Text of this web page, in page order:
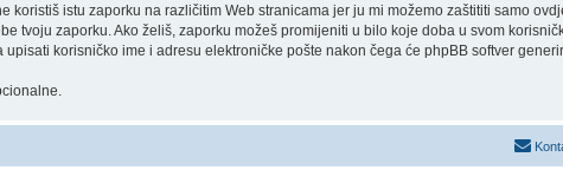
istu zaporku na različitim Web stranicama jer ju mi možemo zaštititi samo
tvoju zaporku. Ako želiš, zaporku možeš promijeniti u bilo koje doba u svom
upisati korisničko ime i adresu elektroničke pošte nakon čega će phpBB softver